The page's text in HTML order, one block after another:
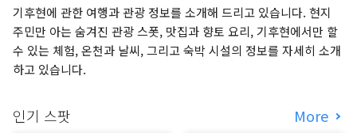
기후현에 관한 여행과 관광 정보를 소개해 드리고 있습니다. 현지
주민만 아는 숨겨진 관광 스폿, 맛집과 향토 요리, 기후현에서만 할
수 있는 체험, 온천과 날씨, 그리고 숙박 시설의 정보를 자세히 소개
하고 있습니다.
인기 스팟 More